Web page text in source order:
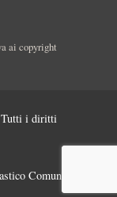
ai copyright
Tutti i diritti
Comunicazione